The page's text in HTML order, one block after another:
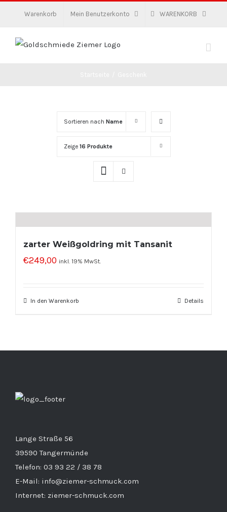
Warenkorb Mein Benutzerkonto WARENKORB
Sortieren nach Name
Zeige 16 Produkte
zarter Weißgoldring mit Tansanit
€249,00 inkl. 19% MwSt.
In den Warenkorb Details
Lange Straße 56
39590 Tangermünde
Telefon: 03 93 22 / 38 78
E-Mail: info@ziemer-schmuck.com
Internet: ziemer-schmuck.com